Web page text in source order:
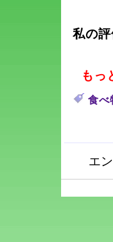
私の評
もっ
食べ
エ